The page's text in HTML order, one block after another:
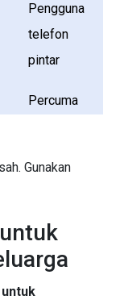
Pengguna
telefon
pintar
Percuma
Gunakan